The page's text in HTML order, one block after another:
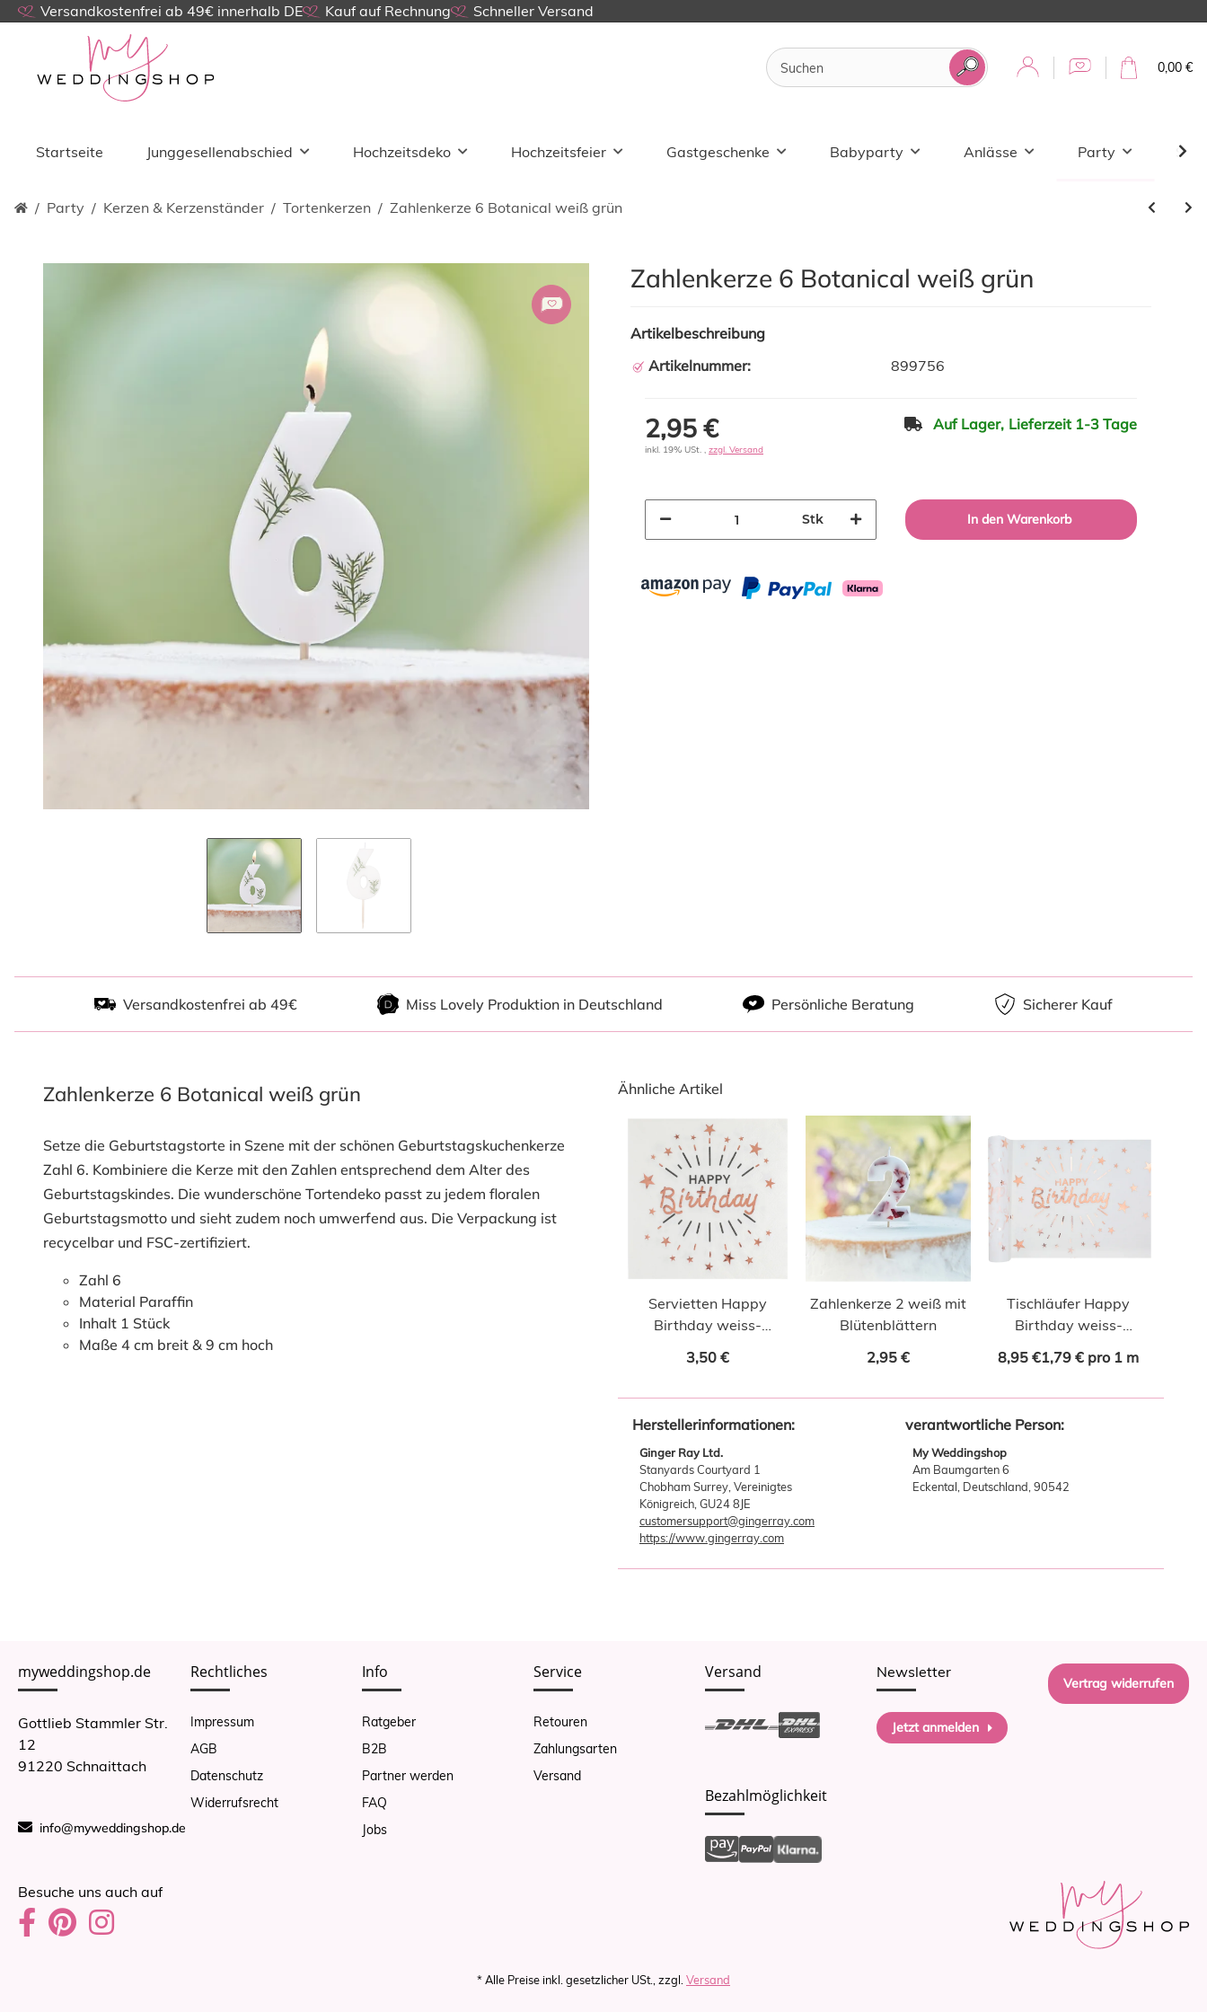
Versandkostenfrei ab 49€ innerhalb DE Kauf auf Rechnung Schneller Versand
0,00 €
Startseite Junggesellenabschied Hochzeitsdeko Hochzeitsfeier Gastgeschenke Babyparty Anlässe Party Sale
Party Kerzen & Kerzenständer Tortenkerzen Zahlenkerze 6 Botanical weiß grün
Zahlenkerze 6 Botanical weiß grün
Artikelbeschreibung
Artikelnummer:
899756
2,95 € Auf Lager, Lieferzeit 1-3 Tage
inkl. 19% USt. , zzgl. Versand
Stk In den Warenkorb
Versandkostenfrei ab 49€ Miss Lovely Produktion in Deutschland Persönliche Beratung Sicherer Kauf
Zahlenkerze 6 Botanical weiß grün
Setze die Geburtstagstorte in Szene mit der schönen Geburtstagskuchenkerze
Zahl 6. Kombiniere die Kerze mit den Zahlen entsprechend dem Alter des
Geburtstagskindes. Die wunderschöne Tortendeko passt zu jedem floralen
Geburtstagsmotto und sieht zudem noch umwerfend aus. Die Verpackung ist
recycelbar und FSC-zertifiziert.
Zahl 6
Material Paraffin
Inhalt 1 Stück
Maße 4 cm breit & 9 cm hoch
Ähnliche Artikel
Servietten Happy
Birthday weiss-
3,50 €
Zahlenkerze 2 weiß mit
Blütenblättern
2,95 €
Tischläufer Happy
Birthday weiss-
8,95 €1,79 € pro 1 m
Herstellerinformationen:
Ginger Ray Ltd.
Stanyards Courtyard 1
Chobham Surrey, Vereinigtes
Königreich, GU24 8JE
customersupport@gingerray.com
https://www.gingerray.com
verantwortliche Person:
My Weddingshop
Am Baumgarten 6
Eckental, Deutschland, 90542
myweddingshop.de
Gottlieb Stammler Str.
12
91220 Schnaittach
info@myweddingshop.de
Rechtliches
Impressum
AGB
Datenschutz
Widerrufsrecht
Info
Ratgeber
B2B
Partner werden
FAQ
Jobs
Service
Retouren
Zahlungsarten
Versand
Versand
Bezahlmöglichkeit
Newsletter
Jetzt anmelden
Vertrag widerrufen
Besuche uns auch auf
* Alle Preise inkl. gesetzlicher USt., zzgl.Versand